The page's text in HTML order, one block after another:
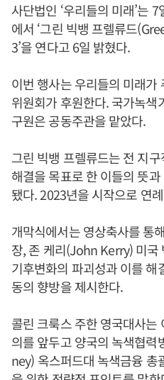
사단법인 ‘우리들의 미래’는
에서 ‘그린 빅뱅 프렐류드
3’을 연다고 6일 밝혔다.
이번 행사는 우리들의 미래
위원회가 후원한다. 국가녹색
구원은 공동주관을 맡았다.
그린 빅뱅 프렐류드는 전 지
해결을 목표로 한 이들의 뜻
됐다. 2023년을 시작으로 연
개막식에서는 영상축사를 통
장, 존 케리(John Kerry) 미국
기후변화의 파괴성과 이를 해
동의 향방을 제시한다.
콜린 크룩스 주한 영국대사는
의를 앞두고 양국의 녹색협
ney) 옥스퍼드대 녹색금융